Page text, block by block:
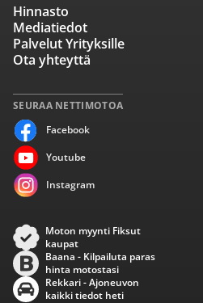
SEURAA NETTIMOTOA
Facebook
Youtube
Instagram
Hinnasto
Mediatiedot
Palvelut Yrityksille
Ota yhteyttä
Moton myynti Fiksut
kaupat
Baana - Kilpailuta paras
hinta motostasi
Rekkari - Ajoneuvon
kaikki tiedot heti